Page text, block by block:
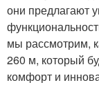
они предлагают
мы рассмотрим,
260 м, который
комфорт и